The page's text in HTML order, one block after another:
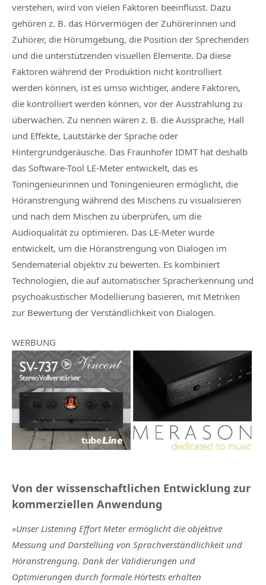
verstehen, wird von vielen Faktoren beeinflusst. Dazu
gehören z. B. das Hörvermögen der Zuhörerinnen und
Zuhörer, die Hörumgebung, die Position der Sprechenden
und die unterstützenden visuellen Elemente. Da diese
Faktoren während der Produktion nicht kontrolliert
werden können, ist es umso wichtiger, andere Faktoren,
die kontrolliert werden können, vor der Ausstrahlung zu
überwachen. Zu nennen wären z. B. die Aussprache, Hall
und Effekte, Lautstärke der Sprache oder
Hintergrundgeräusche. Das Fraunhofer IDMT hat deshalb
das Software-Tool LE-Meter entwickelt, das es
Toningenieurinnen und Toningenieuren ermöglicht, die
Höranstrengung während des Mischens zu visualisieren
und nach dem Mischen zu überprüfen, um die
Audioqualität zu optimieren. Das LE-Meter wurde
entwickelt, um die Höranstrengung von Dialogen im
Sendematerial objektiv zu bewerten. Es kombiniert
Technologien, die auf automatischer Spracherkennung und
psychoakustischer Modellierung basieren, mit Metriken
zur Bewertung der Verständlichkeit von Dialogen.
WERBUNG
Von der wissenschaftlichen Entwicklung zur
kommerziellen Anwendung
»Unser Listening Effort Meter ermöglicht die objektive
Messung und Darstellung von Sprachverständlichkeit und
Höranstrengung. Dank der Validierungen und
Optimierungen durch formale Hörtests erhalten